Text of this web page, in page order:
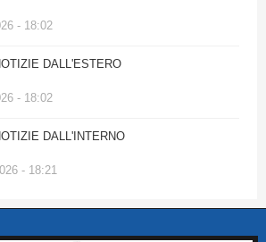
- 18:02
DALL'ESTERO
- 18:02
DALL'INTERNO
- 18:21